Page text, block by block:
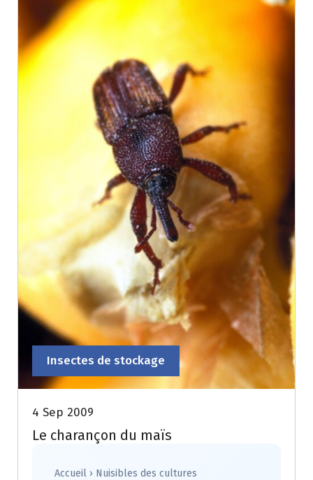
Insectes de stockage
4 Sep 2009
Le charançon du maïs
Accueil › Nuisibles des cultures